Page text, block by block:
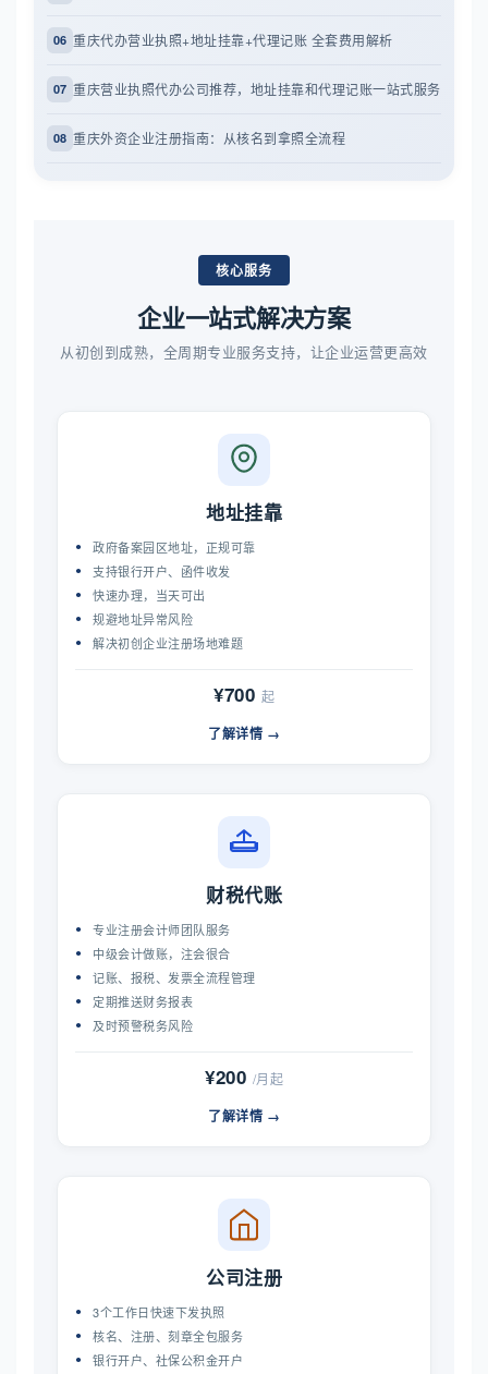
06 重庆代办营业执照+地址挂靠+代理记账 全套费用解析
07 重庆营业执照代办公司推荐，地址挂靠和代理记账一站式服务
08 重庆外资企业注册指南：从核名到拿照全流程
核心服务
企业一站式解决方案
从初创到成熟，全周期专业服务支持，让企业运营更高效
地址挂靠
政府备案园区地址，正规可靠
支持银行开户、函件收发
快速办理，当天可出
规避地址异常风险
解决初创企业注册场地难题
¥700 起
了解详情 →
财税代账
专业注册会计师团队服务
中级会计做账，注会很合
记账、报税、发票全流程管理
定期推送财务报表
及时预警税务风险
¥200 /月起
了解详情 →
公司注册
3个工作日快速下发执照
核名、注册、刻章全包服务
银行开户、社保公积金开户